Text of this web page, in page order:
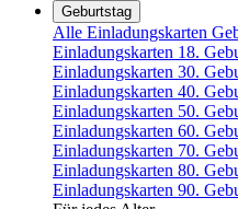
Geburtstag
Alle Einladungskarten
Einladungskarten 18.
Einladungskarten 30.
Einladungskarten 40.
Einladungskarten 50.
Einladungskarten 60.
Einladungskarten 70.
Einladungskarten 80.
Einladungskarten 90.